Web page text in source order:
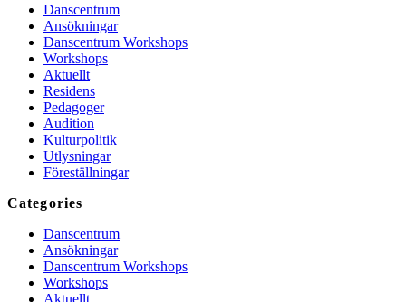
Danscentrum
Ansökningar
Danscentrum Workshops
Workshops
Aktuellt
Residens
Pedagoger
Audition
Kulturpolitik
Utlysningar
Föreställningar
Categories
Danscentrum
Ansökningar
Danscentrum Workshops
Workshops
Aktuellt